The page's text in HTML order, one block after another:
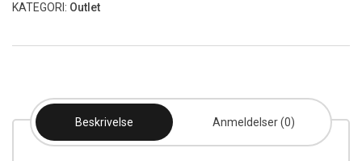
KATEGORI: Outlet
Beskrivelse Anmeldelser (0)